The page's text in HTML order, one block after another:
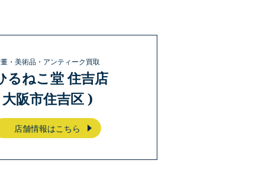
・美術品・アンティーク買取
るねこ堂 住吉店
阪市住吉区 )
店舗情報はこちら